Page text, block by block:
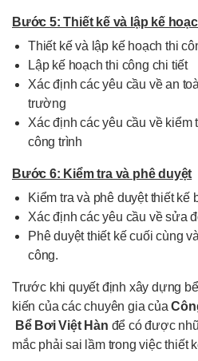
Bước 5: Thiết kế và lập kế
Thiết kế và lập kế hoạch thi
Lập kế hoạch thi công chi tiết
Xác định các yêu cầu về an
trường
Xác định các yêu cầu về
công trình
Bước 6: Kiểm tra và phê duyệt
Kiểm tra và phê duyệt thiết kế
Xác định các yêu cầu về sửa
Phê duyệt thiết kế cuối cùng
công.
Trước khi quyết định xây dựng
kiến của các chuyên gia của
Bể Bơi Việt Hàn để có được
mắc phải sai lầm trong việc thiết